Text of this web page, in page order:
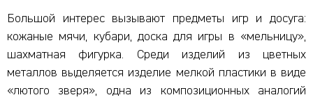
Большой интерес вызывают предметы игр и досуга:
кожаные мячи, кубари, доска для игры в «мельницу»,
шахматная фигурка. Среди изделий из цветных
металлов выделяется изделие мелкой пластики в виде
«лютого зверя», одна из композиционных аналогий